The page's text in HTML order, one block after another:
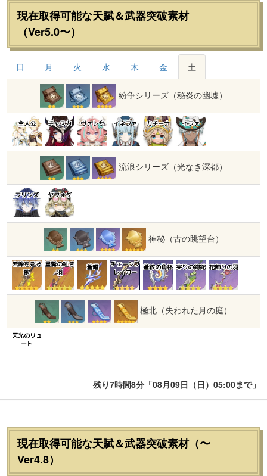
現在取得可能な天賦＆武器突破素材
（Ver5.0〜）
日 月 火 水 木 金 土
紛争シリーズ（秘炎の幽墟）
主人公 チャスカ ヴァレサ イネファ カチーナ イファ
流浪シリーズ（光なき深都）
フリンズ ヤフォダ
神秘（古の眺望台）
岩峰を巡る
歌
星鷲の紅き
羽
蒼耀
チェーンブ
レイカー
蒼紋の角杯 実りの鉤鉈 花飾りの羽
極北（失われた月の庭）
天光のリュ
ート
残り7時間8分「08月09日（日）05:00まで」
現在取得可能な天賦＆武器突破素材（〜
Ver4.8）